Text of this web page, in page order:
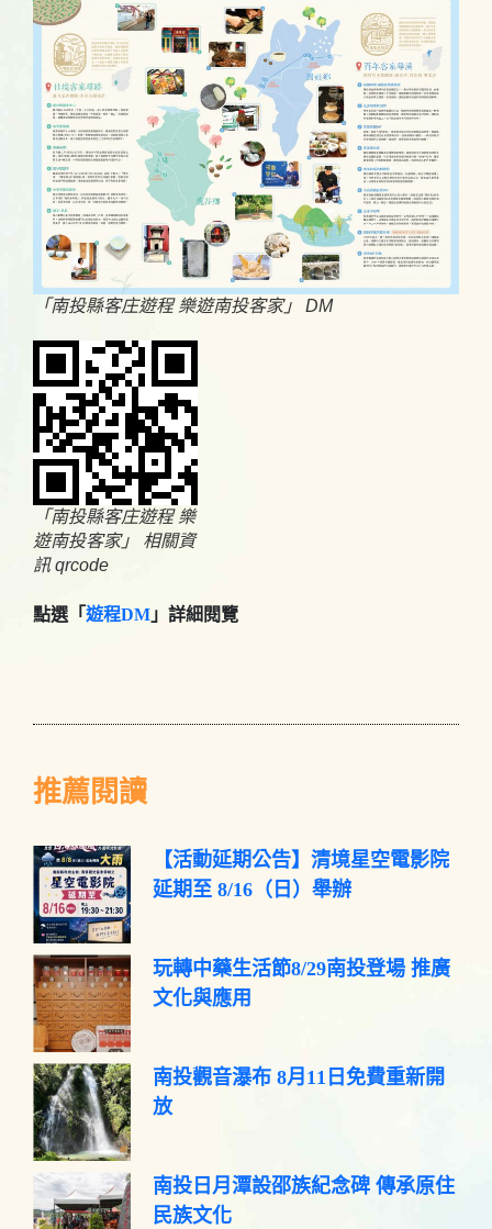
「南投縣客庄遊程 樂遊南投客家」 DM
「南投縣客庄遊程 樂
遊南投客家」 相關資
訊 qrcode
點選「遊程DM 」詳細閱覽
推薦閱讀
【活動延期公告】清境星空電影院
延期至 8/16（日）舉辦
玩轉中藥生活節8/29南投登場 推廣
文化與應用
南投觀音瀑布 8月11日免費重新開
放
南投日月潭設邵族紀念碑 傳承原住
民族文化